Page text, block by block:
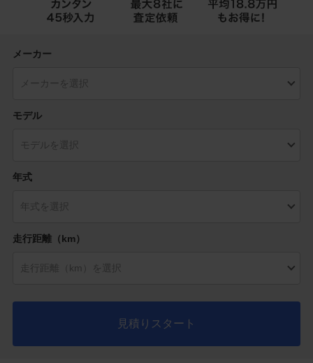
メーカー
モデル
年式
走行距離（km）
見積りスタート